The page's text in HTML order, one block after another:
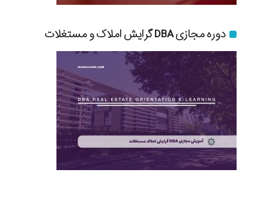
دوره مجازی DBA گرایش املاک و مستغلات